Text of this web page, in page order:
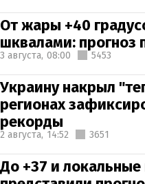
От жары +40
шквалами: прогноз
3 августа, 08:00 5453
Украину накрыл
регионах
рекорды
2 августа, 14:52 3651
До +37 и